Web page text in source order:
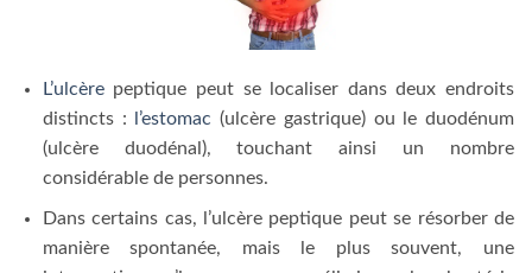
L’ulcèrepeptique peut se localiser dans deux endroits
distincts :
l’estomac (ulcère gastrique) ou le duodénum
(ulcère duodénal), touchant ainsi un nombre
considérable de personnes.
Dans certains cas, l’ulcère peptique peut se résorber de
manière spontanée, mais le plus souvent, une